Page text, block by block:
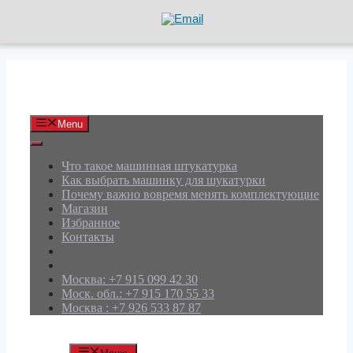
Menu
Что такое машинная штукатурка
Как выбрать машинку для шукатурки
Почему важно вовремя менять комплектующие
Магазин
Избранное
Контакты
Москва: +7 915 099 42 30
Моск. обл.: +7 915 170 55 33
Москва : +7 926 533 87 87